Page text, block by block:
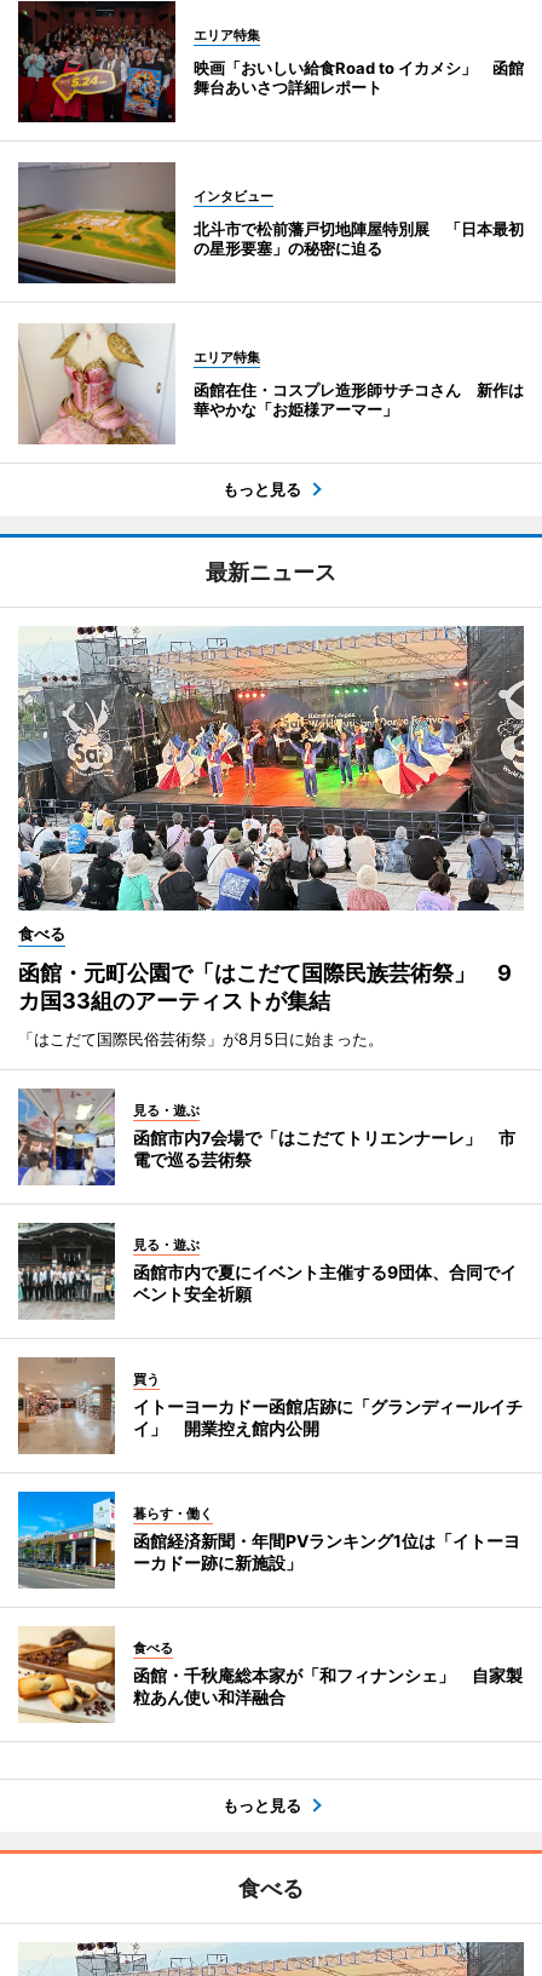
エリア特集
映画「おいしい給食Road to イカメシ」 函館
舞台あいさつ詳細レポート
インタビュー
北斗市で松前藩戸切地陣屋特別展 「日本最初
の星形要塞」の秘密に迫る
エリア特集
函館在住・コスプレ造形師サチコさん 新作は
華やかな「お姫様アーマー」
もっと見る
最新ニュース
食べる
函館・元町公園で「はこだて国際民族芸術祭」 9
カ国33組のアーティストが集結
「はこだて国際民俗芸術祭」が8月5日に始まった。
見る・遊ぶ
函館市内7会場で「はこだてトリエンナーレ」 市
電で巡る芸術祭
見る・遊ぶ
函館市内で夏にイベント主催する9団体、合同でイ
ベント安全祈願
買う
イトーヨーカドー函館店跡に「グランディールイチ
イ」 開業控え館内公開
暮らす・働く
函館経済新聞・年間PVランキング1位は「イトーヨ
ーカドー跡に新施設」
食べる
函館・千秋庵総本家が「和フィナンシェ」 自家製
粒あん使い和洋融合
もっと見る
食べる